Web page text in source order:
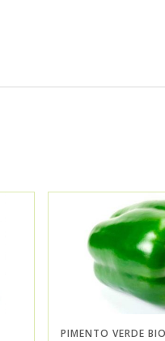
PIMENTO VERDE BIO